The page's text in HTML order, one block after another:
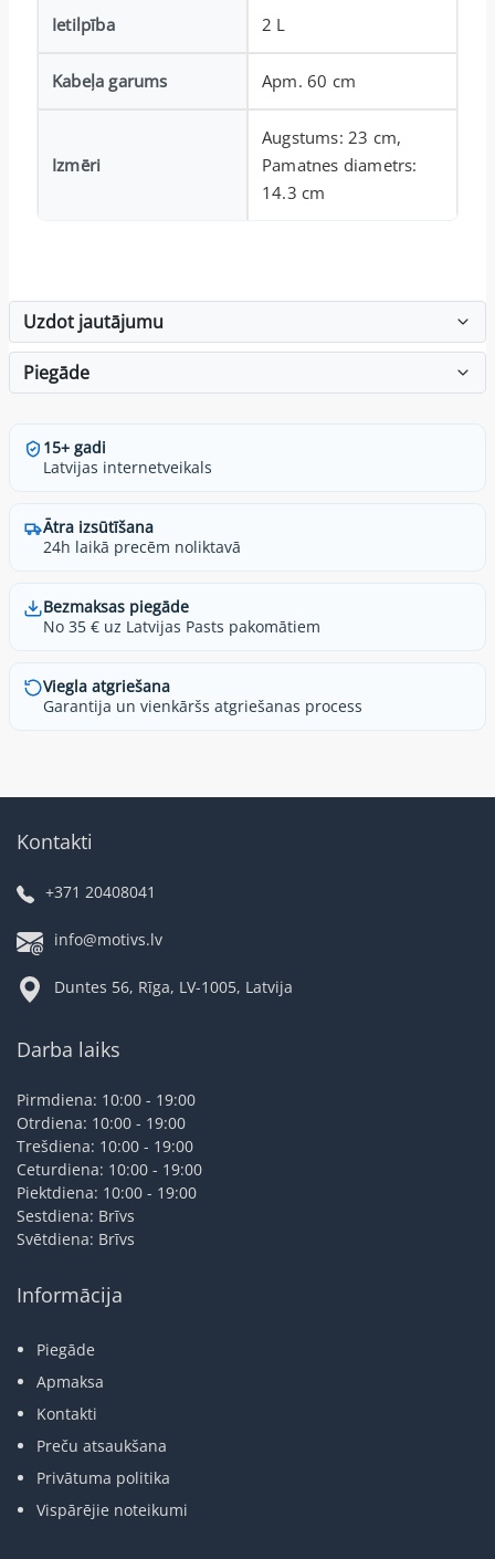
Ietilpība 2 L
Kabeļa garums Apm. 60 cm
Izmēri
Augstums: 23 cm,
Pamatnes diametrs:
14.3 cm
Uzdot jautājumu
Piegāde
15+ gadi
Latvijas internetveikals
Ātra izsūtīšana
24h laikā precēm noliktavā
Bezmaksas piegāde
No 35 € uz Latvijas Pasts pakomātiem
Viegla atgriešana
Garantija un vienkāršs atgriešanas process
Kontakti
+371 20408041
info@motivs.lv
Duntes 56, Rīga, LV-1005, Latvija
Darba laiks
Pirmdiena: 10:00 - 19:00
Otrdiena: 10:00 - 19:00
Trešdiena: 10:00 - 19:00
Ceturdiena: 10:00 - 19:00
Piektdiena: 10:00 - 19:00
Sestdiena: Brīvs
Svētdiena: Brīvs
Informācija
Piegāde
Apmaksa
Kontakti
Preču atsaukšana
Privātuma politika
Vispārējie noteikumi